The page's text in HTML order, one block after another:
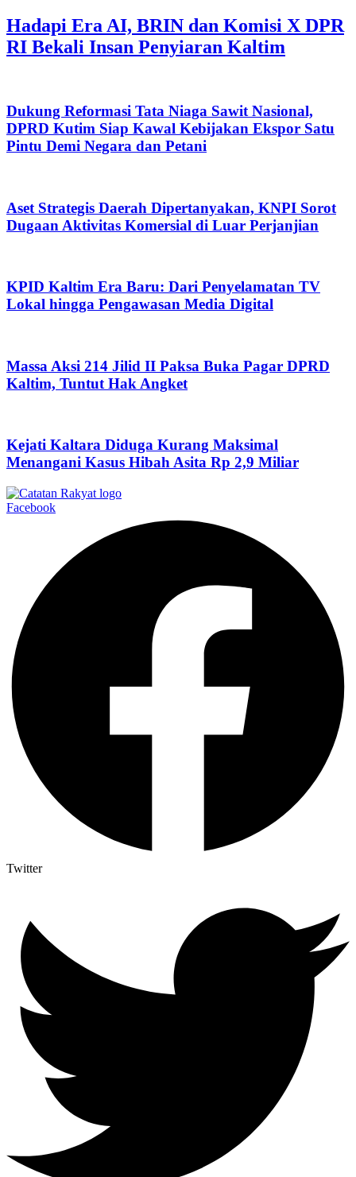
Hadapi Era AI, BRIN dan Komisi X DPR
RI Bekali Insan Penyiaran Kaltim
Dukung Reformasi Tata Niaga Sawit Nasional,
DPRD Kutim Siap Kawal Kebijakan Ekspor Satu
Pintu Demi Negara dan Petani
Aset Strategis Daerah Dipertanyakan, KNPI Sorot
Dugaan Aktivitas Komersial di Luar Perjanjian
KPID Kaltim Era Baru: Dari Penyelamatan TV
Lokal hingga Pengawasan Media Digital
Massa Aksi 214 Jilid II Paksa Buka Pagar DPRD
Kaltim, Tuntut Hak Angket
Kejati Kaltara Diduga Kurang Maksimal
Menangani Kasus Hibah Asita Rp 2,9 Miliar
Facebook
Twitter